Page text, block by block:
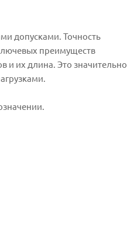
допусками. Точность
преимуществ
и их длина. Это значительно